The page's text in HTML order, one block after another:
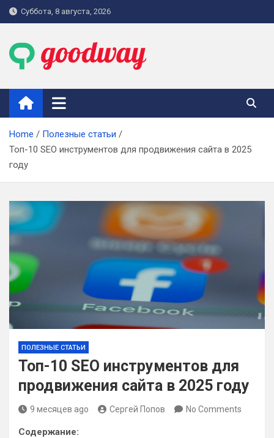
Skip
to
Суббота, 8 августа, 2026
goodway.com.ua
Home
Полезные статьи
Топ-10 SEO инструментов для продвижения сайта в 2025
году
ПОЛЕЗНЫЕ СТАТЬИ
Топ-10 SEO инструментов для
продвижения сайта в 2025 году
9 месяцев ago Сергей Попов No Comments
Содержание: